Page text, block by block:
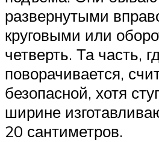
развернутыми
круговыми или
четверть. Та часть,
поворачивается,
безопасной, хотя
ширине
20 сантиметров.